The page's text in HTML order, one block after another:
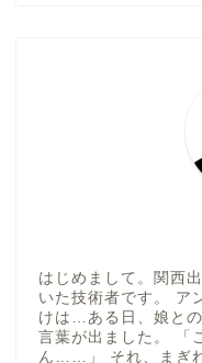
はじめまして。関西
いた技術者です。 ア
けは…ある日、娘と
言葉が出ました。 「
ん……」 それ、まぎ